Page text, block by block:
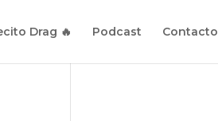
Drag 🔥 Podcast Contacto